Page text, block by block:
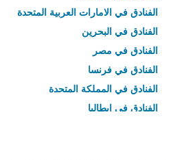
الفنادق في الامارات العربية المتحدة
الفنادق في البحرين
الفنادق في مصر
الفنادق في فرنسا
الفنادق في المملكة المتحدة
الفنادق في إيطاليا